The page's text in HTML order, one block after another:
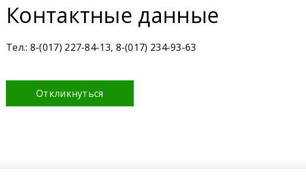
Контактные данные
Тел.: 8-(017) 227-84-13, 8-(017) 234-93-63
Откликнуться